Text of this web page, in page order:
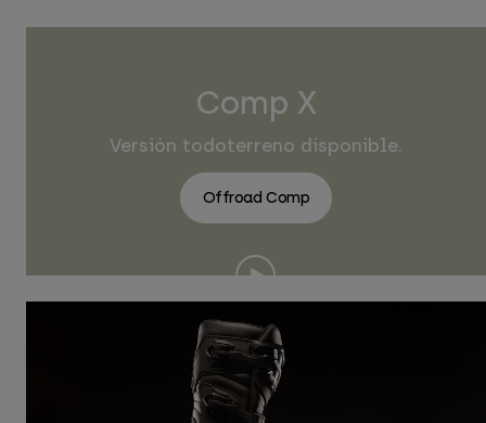
Comp X
Versión todoterreno disponible.
Offroad Comp